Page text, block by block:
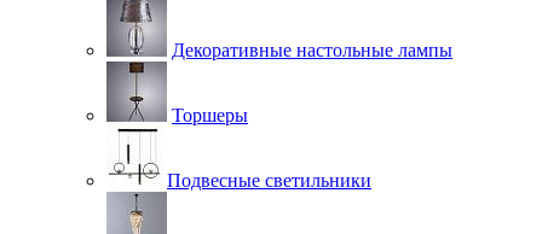
Декоративные настольные лампы
Торшеры
Подвесные светильники